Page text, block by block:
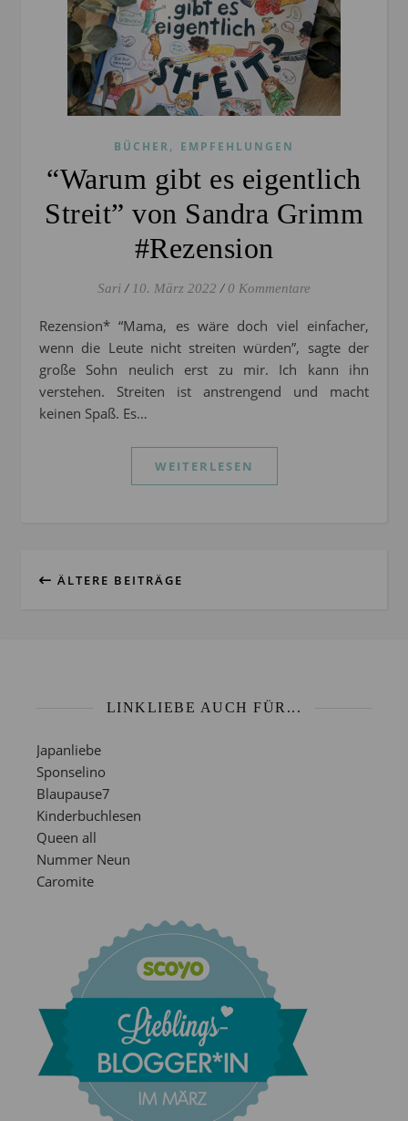
BÜCHER, EMPFEHLUNGEN
“Warum gibt es eigentlich
Streit” von Sandra Grimm
#Rezension
Sari / 10. März 2022 / 0 Kommentare
Rezension* “Mama, es wäre doch viel einfacher,
wenn die Leute nicht streiten würden”, sagte der
große Sohn neulich erst zu mir. Ich kann ihn
verstehen. Streiten ist anstrengend und macht
keinen Spaß. Es…
WEITERLESEN
ÄLTERE BEITRÄGE
LINKLIEBE AUCH FÜR...
Japanliebe
Sponselino
Blaupause7
Kinderbuchlesen
Queen all
Nummer Neun
Caromite